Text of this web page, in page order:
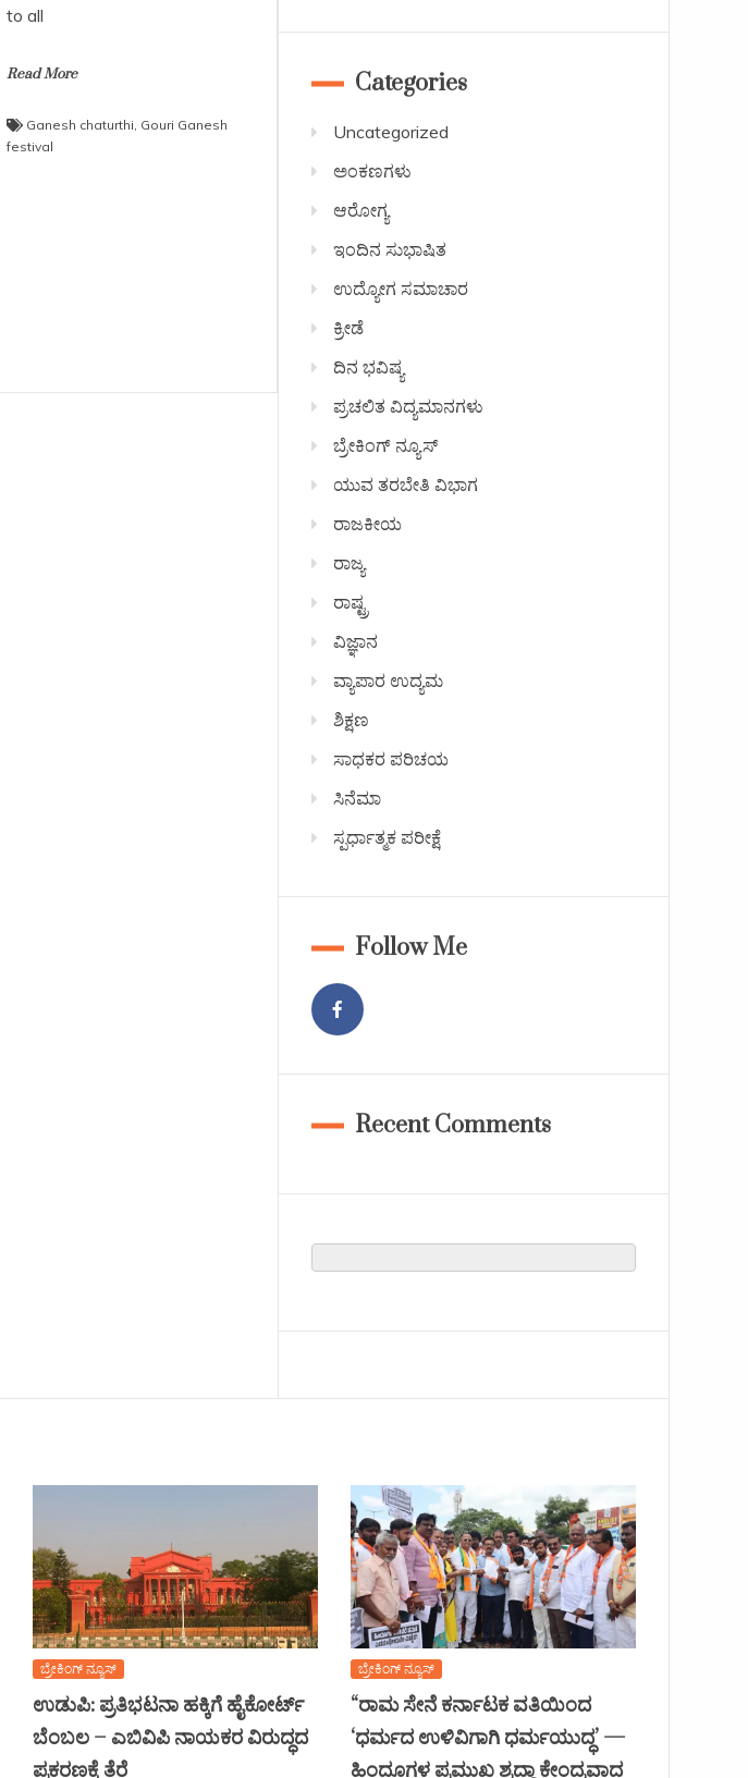
to all
Read More
Ganesh chaturthi, Gouri Ganesh
festival
Categories
Uncategorized
ಅಂಕಣಗಳು
ಆರೋಗ್ಯ
ಇಂದಿನ ಸುಭಾಷಿತ
ಉದ್ಯೋಗ ಸಮಾಚಾರ
ಕ್ರೀಡೆ
ದಿನ ಭವಿಷ್ಯ
ಪ್ರಚಲಿತ ವಿದ್ಯಮಾನಗಳು
ಬ್ರೇಕಿಂಗ್ ನ್ಯೂಸ್
ಯುವ ತರಬೇತಿ ವಿಭಾಗ
ರಾಜಕೀಯ
ರಾಜ್ಯ
ರಾಷ್ಟ್ರ
ವಿಜ್ಞಾನ
ವ್ಯಾಪಾರ ಉದ್ಯಮ
ಶಿಕ್ಷಣ
ಸಾಧಕರ ಪರಿಚಯ
ಸಿನೆಮಾ
ಸ್ಪರ್ಧಾತ್ಮಕ ಪರೀಕ್ಷೆ
Follow Me
Recent Comments
ಬ್ರೇಕಿಂಗ್ ನ್ಯೂಸ್
ಉಡುಪಿ: ಪ್ರತಿಭಟನಾ ಹಕ್ಕಿಗೆ ಹೈಕೋರ್ಟ್
ಬೆಂಬಲ – ಎಬಿವಿಪಿ ನಾಯಕರ ವಿರುದ್ಧದ
ಪ್ರಕರಣಕ್ಕೆ ತೆರೆ
ಬ್ರೇಕಿಂಗ್ ನ್ಯೂಸ್
“ರಾಮ ಸೇನೆ ಕರ್ನಾಟಕ ವತಿಯಿಂದ
‘ಧರ್ಮದ ಉಳಿವಿಗಾಗಿ ಧರ್ಮಯುದ್ಧ’ —
ಹಿಂದೂಗಳ ಪ್ರಮುಖ ಶ್ರದ್ಧಾ ಕೇಂದ್ರವಾದ